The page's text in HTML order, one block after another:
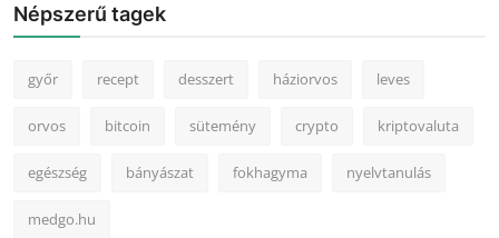
Népszerű tagek
győr recept desszert háziorvos leves
orvos bitcoin sütemény crypto kriptovaluta
egészség bányászat fokhagyma nyelvtanulás
medgo.hu